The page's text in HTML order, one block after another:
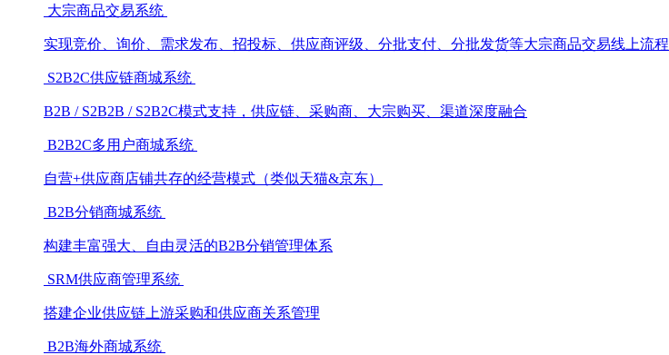
大宗商品交易系统
实现竞价、询价、需求发布、招投标、供应商评级、分批支付、分批发货等大宗商品交易线上流程
S2B2C供应链商城系统
B2B / S2B2B / S2B2C模式支持，供应链、采购商、大宗购买、渠道深度融合
B2B2C多用户商城系统
自营+供应商店铺共存的经营模式（类似天猫&京东）
B2B分销商城系统
构建丰富强大、自由灵活的B2B分销管理体系
SRM供应商管理系统
搭建企业供应链上游采购和供应商关系管理
B2B海外商城系统